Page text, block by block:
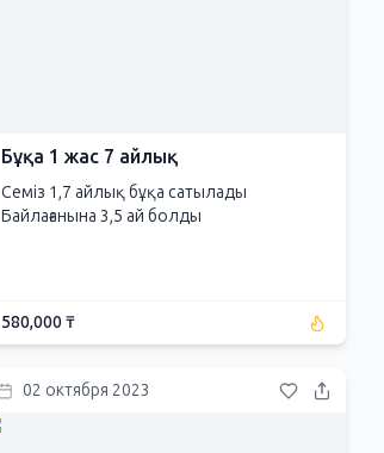
Бұқа 1 жас 7 айлық
Семіз 1,7 айлық бұқа сатылады
Байлағанына 3,5 ай болды
580,000 ₸
02 октября 2023